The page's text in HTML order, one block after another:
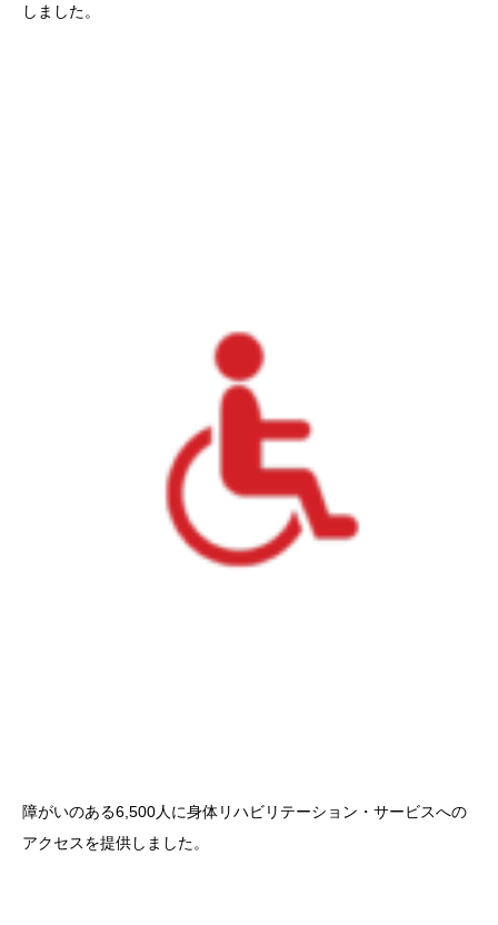
しました。
障がいのある6,500人に身体リハビリテーション・サービスへの
アクセスを提供しました。